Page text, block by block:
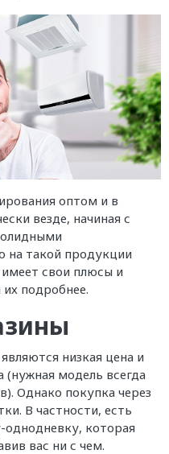
оптом и в
везде, начиная с
на такой продукции
свои плюсы и
подробнее.
низкая цена и
модель всегда
Однако покупка через
В частности, есть
которая
вас ни с чем.